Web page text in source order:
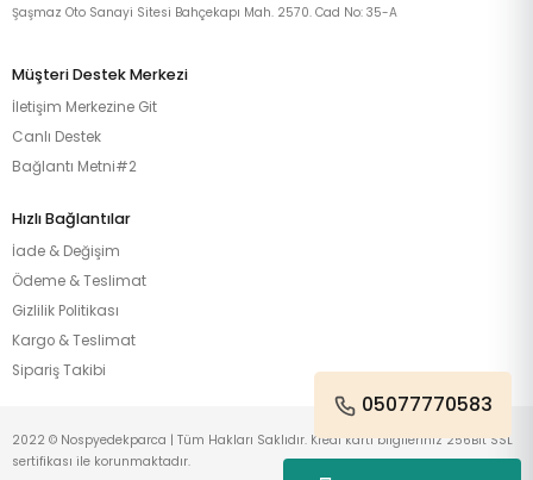
Şaşmaz Oto Sanayi Sitesi Bahçekapı Mah. 2570. Cad No: 35-A
Müşteri Destek Merkezi
İletişim Merkezine Git
Canlı Destek
Bağlantı Metni#2
Hızlı Bağlantılar
İade & Değişim
Ödeme & Teslimat
Gizlilik Politikası
Kargo & Teslimat
Sipariş Takibi
05077770583
2022 © Nospyedekparca | Tüm Hakları Saklıdır. Kredi kartı bilgileriniz 256Bit SSL
sertifikası ile korunmaktadır.